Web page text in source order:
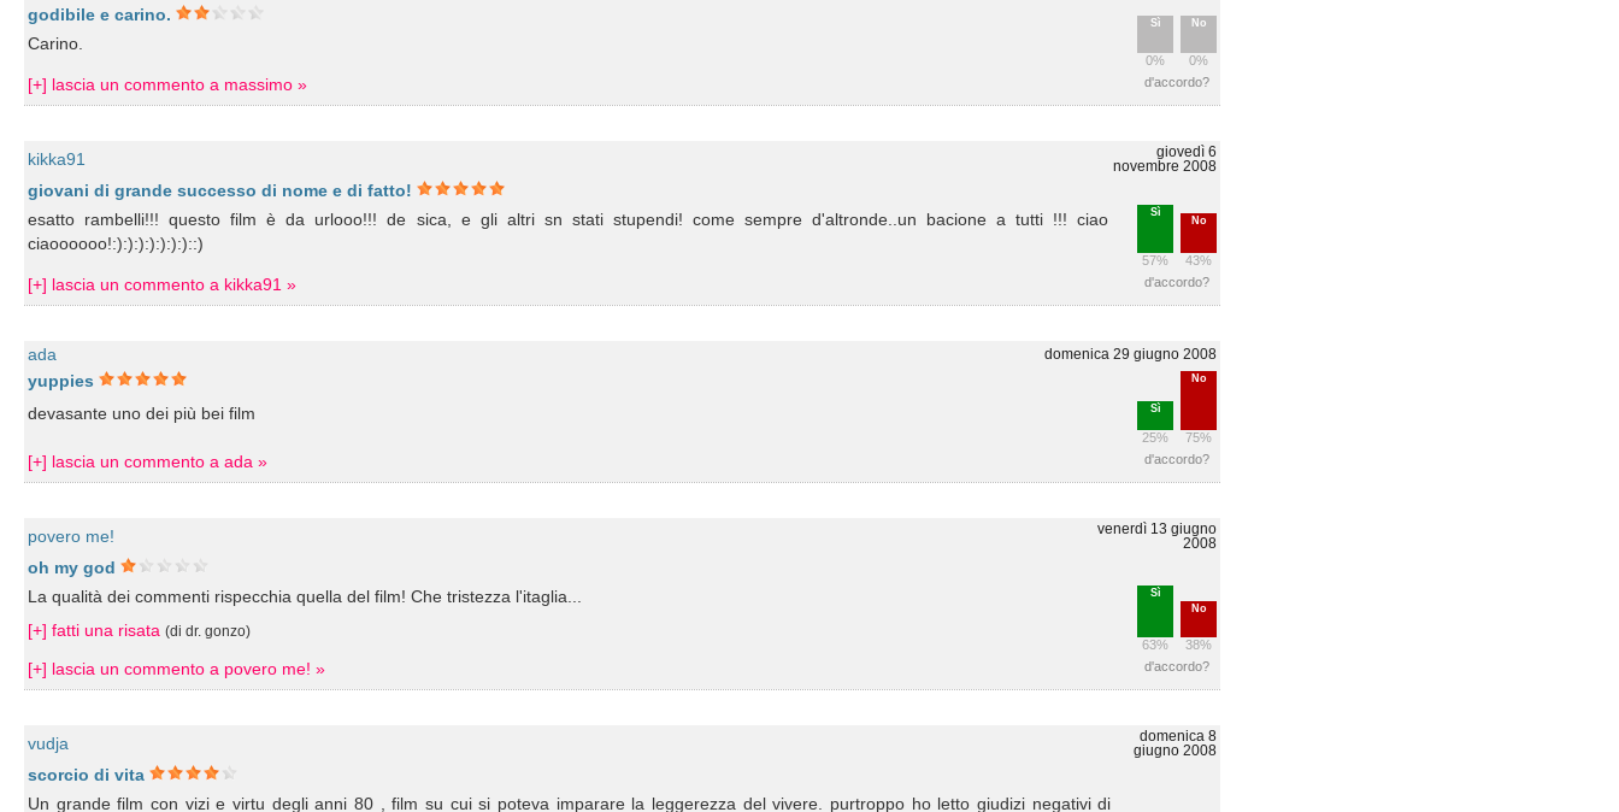
godibile e carino. Sì
0%
No
0%
Carino.
[+] lascia un commento a massimo » d'accordo?
kikka91
giovedì 6
novembre 2008
giovani di grande successo di nome e di fatto!
Sì
57%
No
43%
esatto rambelli!!! questo film è da urlooo!!! de sica, e gli altri sn stati stupendi! come sempre d'altronde..un bacione a tutti !!! ciao
ciaoooooo!:):):):):):):)::)
[+] lascia un commento a kikka91 » d'accordo?
ada domenica 29 giugno 2008
yuppies
Sì
25%
No
75%
devasante uno dei più bei film
[+] lascia un commento a ada » d'accordo?
povero me!
venerdì 13 giugno
2008
oh my god
Sì
63%
No
38%
La qualità dei commenti rispecchia quella del film! Che tristezza l'itaglia...
[+] fatti una risata (di dr. gonzo)
[+] lascia un commento a povero me! » d'accordo?
vudja
domenica 8
giugno 2008
scorcio di vita
Un grande film con vizi e virtu degli anni 80 , film su cui si poteva imparare la leggerezza del vivere. purtroppo ho letto giudizi negativi di